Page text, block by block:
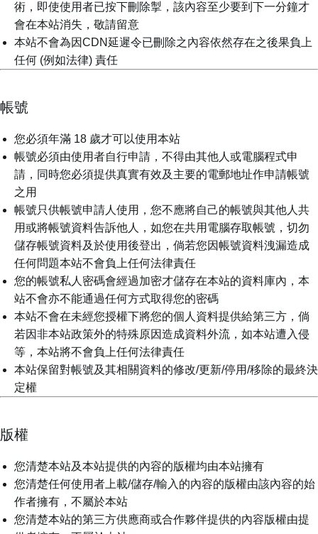
術，即使使用者已按下刪除掣，該內容至少要到下一分鐘才
會在本站消失，敬請留意
本站不會為因CDN延遲令已刪除之內容依然存在之後果負上
任何 (例如法律) 責任
帳號
您必須年滿 18 歲才可以使用本站
帳號必須由使用者自行申請，不得由其他人或電腦程式申
請，同時您必須提供真實有效及主要的電郵地址作申請帳號
之用
帳號只供帳號申請人使用，您不應將自己的帳號與其他人共
用或將帳號資料告訴他人，如您在共用電腦存取帳號，切勿
儲存帳號資料及於使用後登出，倘若您因帳號資料洩漏造成
任何問題本站不會負上任何法律責任
您的帳號私人密碼會經過加密才儲存在本站的資料庫內，本
站不會亦不能通過任何方式取得您的密碼
本站不會在未經您授權下將您的個人資料提供給第三方，倘
若因非本站政策外的特殊原因造成資料外流，如本站遭入侵
等，本站將不會負上任何法律責任
本站保留對帳號及其相關資料的修改/更新/停用/移除的最終決
定權
版權
您清楚本站及本站提供的內容的版權均由本站擁有
您清楚任何使用者上載/儲存/輸入的內容的版權由該內容的始
作者擁有，不屬於本站
您清楚本站的第三方供應商或合作夥伴提供的內容版權由提